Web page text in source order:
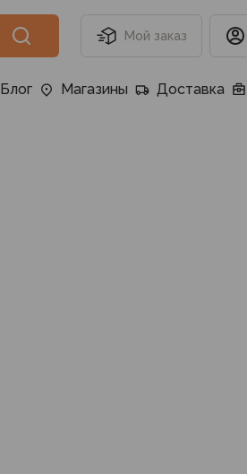
Мой заказ
Блог Магазины Доставка